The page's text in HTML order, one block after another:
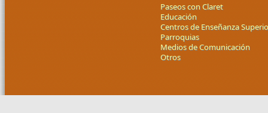
Paseos con Claret
Educación
Centros de Enseñanza
Parroquias
Medios de Comunicación
Otros